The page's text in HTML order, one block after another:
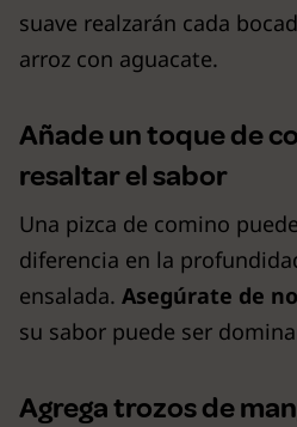
suave realzarán cada
arroz con aguacate.
Añade un toque de
resaltar el sabor
Una pizca de comino
diferencia en la
ensalada. Asegúrate de
su sabor puede ser
Agrega trozos de